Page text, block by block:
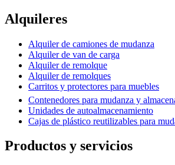
Alquileres
Alquiler de camiones de mudanza
Alquiler de van de carga
Alquiler de remolque
Alquiler de remolques
Carritos y protectores para muebles
Contenedores para mudanza y
Unidades de autoalmacenamiento
Cajas de plástico reutilizables para
Productos y servicios